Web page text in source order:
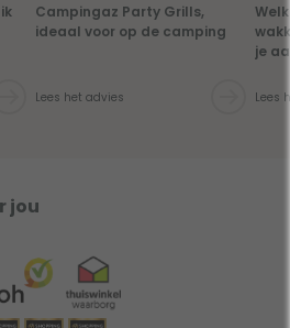
Campingaz Party Grills,
ideaal voor op de camping
Lees het advies
je
Lees
jou